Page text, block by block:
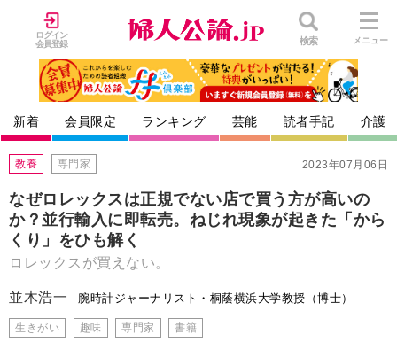
ログイン
会員登録
検索 メニュー
新着 会員限定 ランキング 芸能 読者手記 介護
2023年07月06日
教養 専門家
なぜロレックスは正規でない店で買う方が高いの
か？並行輸入に即転売。ねじれ現象が起きた「から
くり」をひも解く
ロレックスが買えない。
並木浩一 腕時計ジャーナリスト・桐蔭横浜大学教授（博士）
生きがい 趣味 専門家 書籍